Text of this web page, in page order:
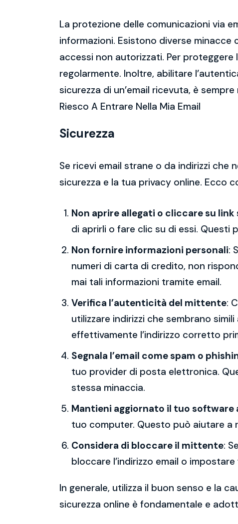
La protezione delle comunicazioni via
informazioni. Esistono diverse
accessi non autorizzati. Per
regolarmente. Inoltre, abilitare
sicurezza di un’email ricevuta, è
Riesco A Entrare Nella Mia Email
Sicurezza
Se ricevi email strane o da indirizzi
sicurezza e la tua privacy online. Ecco
Non aprire allegati o cliccare su
di aprirli o fare clic su di essi. Questi
Non fornire informazioni personali:
numeri di carta di credito, non
mai tali informazioni tramite email.
Verifica l’autenticità del mittente:
utilizzare indirizzi che sembrano
effettivamente l’indirizzo corretto
Segnala l’email come spam o
tuo provider di posta elettronica.
stessa minaccia.
Mantieni aggiornato il tuo software
tuo computer. Questo può aiutare a
Considera di bloccare il mittente:
bloccare l’indirizzo email o
In generale, utilizza il buon senso e la
sicurezza online è fondamentale e